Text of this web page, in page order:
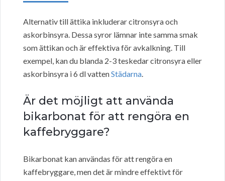
Alternativ till ättika inkluderar citronsyra och
askorbinsyra. Dessa syror lämnar inte samma smak
som ättikan och är effektiva för avkalkning. Till
exempel, kan du blanda 2-3 teskedar citronsyra eller
askorbinsyra i 6 dl vattenStädarna.
Är det möjligt att använda
bikarbonat för att rengöra en
kaffebryggare?
Bikarbonat kan användas för att rengöra en
kaffebryggare, men det är mindre effektivt för